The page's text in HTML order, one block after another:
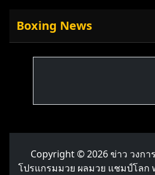
Boxing News
Copyright © 2026ข่าว วงกา
โปรแกรมมวย ผลมวย แชมป์โลก